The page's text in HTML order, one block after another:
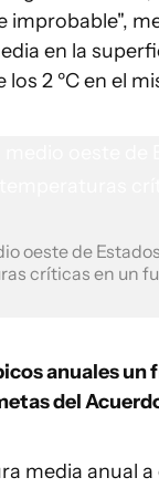
en la
los 2 ºC en el
oeste de
críticas en un
anuales un
del
media anual a